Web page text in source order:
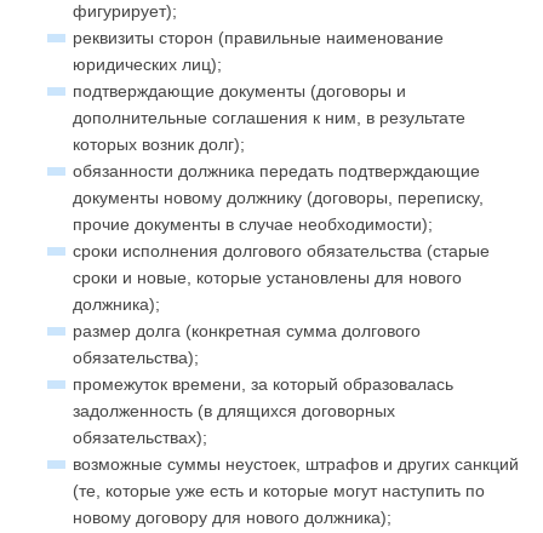
фигурирует);
реквизиты сторон (правильные наименование
юридических лиц);
подтверждающие документы (договоры и
дополнительные соглашения к ним, в результате
которых возник долг);
обязанности должника передать подтверждающие
документы новому должнику (договоры, переписку,
прочие документы в случае необходимости);
сроки исполнения долгового обязательства (старые
сроки и новые, которые установлены для нового
должника);
размер долга (конкретная сумма долгового
обязательства);
промежуток времени, за который образовалась
задолженность (в длящихся договорных
обязательствах);
возможные суммы неустоек, штрафов и других санкций
(те, которые уже есть и которые могут наступить по
новому договору для нового должника);